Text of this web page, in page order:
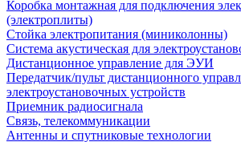
Коробка монтажная для подключения
(электроплиты)
Стойка электропитания (миниколонны)
Система акустическая для
Дистанционное управление для ЭУИ
Передатчик/пульт дистанционного
электроустановочных устройств
Приемник радиосигнала
Связь, телекоммуникации
Антенны и спутниковые технологии